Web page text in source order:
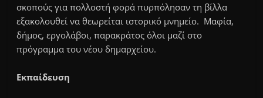
σκοπούς για πολλοστή φορά πυρπόλησαν τη βίλλα
εξακολουθεί να θεωρείται ιστορικό μνημείο. Μαφία,
δήμος, εργολάβοι, παρακράτος όλοι μαζί στο
πρόγραμμα του νέου δημαρχείου.
Εκπαίδευση